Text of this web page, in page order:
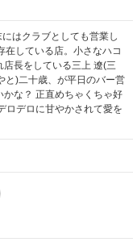
はクラブとしても営業し
在している店。小さなハコ
長をしている三上 遼(三
と)二十歳、が平日のバー営
な？ 正直めちゃくちゃ好
デロに甘やかされて愛を